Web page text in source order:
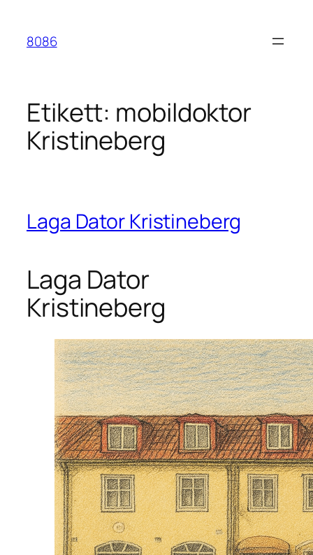
innehåll
8086
Etikett: mobildoktor
Kristineberg
Laga Dator Kristineberg
Laga Dator
Kristineberg